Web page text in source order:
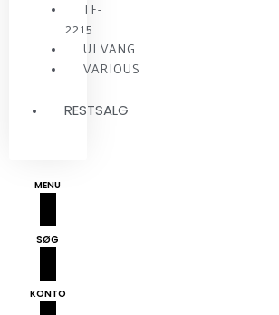
TF-
2215
ULVANG
VARIOUS
RESTSALG
MENU
SØG
KONTO